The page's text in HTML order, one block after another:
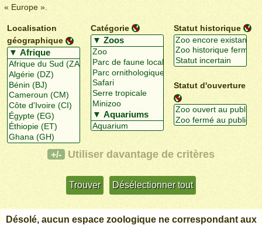
« Europe ».
Localisation
géographique
Catégorie Statut historique
Statut d'ouverture
+/- Utiliser davantage de critères
Désolé, aucun espace zoologique ne correspondant aux